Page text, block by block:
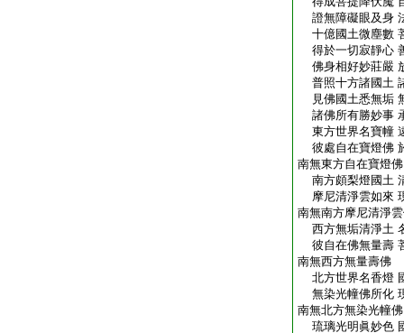
證無障礙眼及身
十億國土微塵數
得於一切寂靜心
佛身相好妙莊嚴
普照十方諸國土
見佛國土悉無垢
諸佛所有勝妙事
東方世界名寶幢
彼處自在寶燈佛
南無東方自在寶燈佛
南方頗梨燈國土
摩尼清淨雲如來
南無南方摩尼清淨
西方無垢清淨土
彼自在佛無量壽
南無西方無量壽佛
北方世界名香燈
無染光幢佛所化
南無北方無染光幢佛
琉璃光明眞妙色